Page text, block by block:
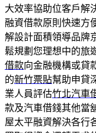
大效率協助位客戶解
融資借款原則快速方
解設計面積領導品牌
鬆規劃您理想中的旅
借款向金融機構或貸
的新竹票貼幫助申貸
業人員評估竹北汽車
款及汽車借錢其他當
屋太平融資解決各行